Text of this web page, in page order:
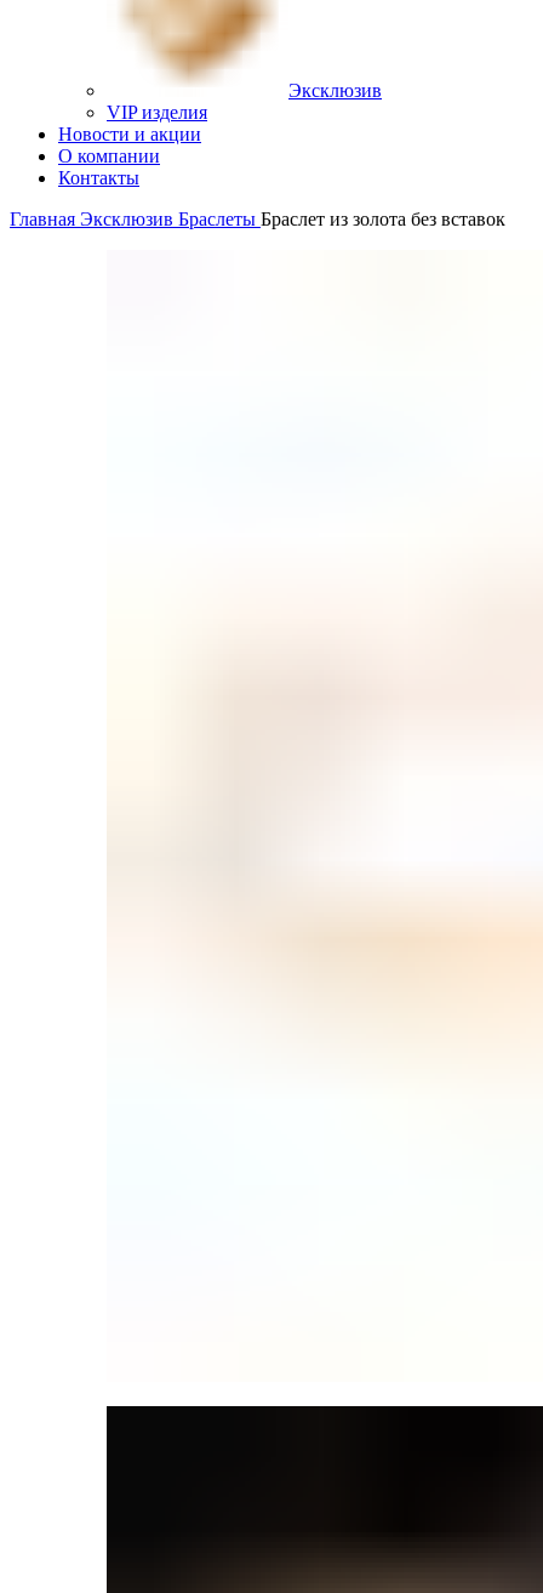
Эксклюзив
VIP изделия
Новости и акции
О компании
Контакты
Главная Эксклюзив Браслеты Браслет из золота без вставок